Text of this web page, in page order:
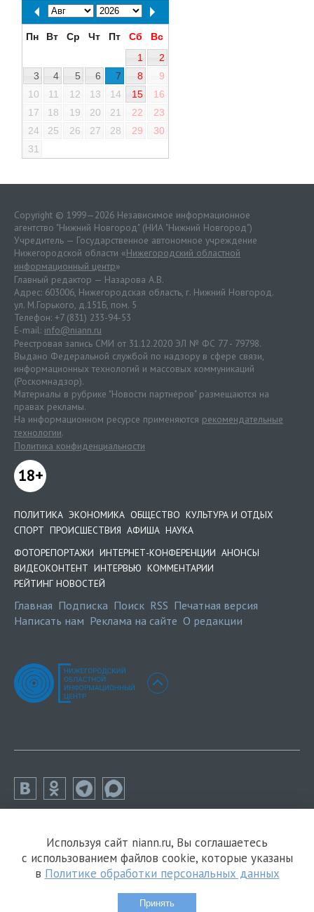
Пн Вт Ср Чт Пт Сб
Вс
1
2
3
4 5 6 7 8
9
10
11 12 13 14 15
16
17
18 19 20 21 22
23
24
25 26 27 28 29
30
31
Copyright © 1999—2026 Независимое информационное
агентство "Нижний Новгород" (НИА "Нижний Новгород")
Учредитель — Государственное автономное учреждение
Нижегородской области «Нижегородский областной
информационный центр»
Главный редактор — Назарова А.В.
Адрес: 603006, Нижегородская область, г. Нижний Новгород.
ул. М.Горького, д.151Б, пом. 5
Телефон: +7 (831) 233-94-53
E-mail: info@niann.ru
Реестровая запись СМИ от 31.12.2020 ЭЛ № ФС 77 - 79798.
Выдано Федеральной службой по надзору в сфере связи,
информационных технологий и массовых коммуникаций
(Роскомнадзор).
Материалы в рубрике "Новости партнеров" размещаются на
правах рекламы.
На информационном ресурсе применяются рекомендательные
технологии.
Политика конфиденциальности
18+
ПОЛИТИКА ЭКОНОМИКА ОБЩЕСТВО КУЛЬТУРА И ОТДЫХ
СПОРТ ПРОИСШЕСТВИЯ АФИША НАУКА
ФОТОРЕПОРТАЖИ ИНТЕРНЕТ-КОНФЕРЕНЦИИ АНОНСЫ
ВИДЕОКОНТЕНТ ИНТЕРВЬЮ КОММЕНТАРИИ
РЕЙТИНГ НОВОСТЕЙ
Главная Подписка Поиск RSS Печатная версия
Написать нам Реклама на сайте О редакции
Используя сайт niann.ru, Вы соглашаетесь
с использованием файлов cookie, которые указаны
в Политике обработки персональных данных
Принять